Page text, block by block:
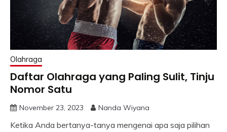
Olahraga
Daftar Olahraga yang Paling Sulit, Tinju
Nomor Satu
November 23, 2023 Nanda Wiyana
Ketika Anda bertanya-tanya mengenai apa saja pilihan